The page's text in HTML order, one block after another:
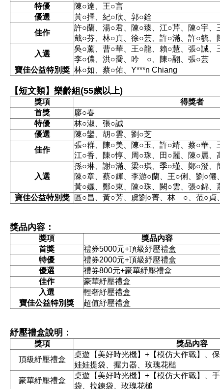
特優
陳○達、王○言
優選
黃○擇、紀○欣、郭○銓
佳作
許○蘭、湯○君、陳○臻、江○芹、陳○宇、
戴○芬、林○真、徐○芸、許○滿、許○毓、
入選
吳○薰、曹○華、王○龍、賴○慧、張○誠、
李○儂、洪○喬、吟 ○、陳○翮、張○芸
寶佳公益特別獎 林○如、蔡○佑、Y***n Chiang
【短文類】樂齡組(55歲以上)
獎項
得獎者
首獎
廖○春
特優
林○淑、張○誠
優選
陳○鑾、胡○雲、劉○芝
佳作
張○群、陳○美、陳○玉、許○靖、蔡○華、
江○香、陳○惇、周○珠、田○麗、陳○麗、
入選
孫○琳、謝○滿、梁○琪、季○瑾、鄭○澄、
陳○章、蔡○輝、李游○蘭、王○俐、劉○僊
黃○孋、鄭○東、陳○珠、闕○雲、張○錦、
寶佳公益特別獎
區○昌、黃○芳、虞劉○菁、林 ○、范○貞
獎品內容：
獎項
獎品內容
首獎
禮券5000元+頂級紓壓禮盒
特優
禮券2000元+頂級紓壓禮盒
優選
禮券800元+豪華紓壓禮盒
佳作
豪華紓壓禮盒
入選
輕奢紓壓禮盒
寶佳公益特別獎
超值紓壓禮盒
紓壓禮盒說明：
獎項
獎品內容
頂級紓壓禮盒
桌遊【美好時光機】+【模仿大作戰】、
娃娃提袋、握力器、玫瑰花槌
豪華紓壓禮盒
桌遊【美好時光機】+【模仿大作戰】、
袋、拉鍊袋、玫瑰花槌